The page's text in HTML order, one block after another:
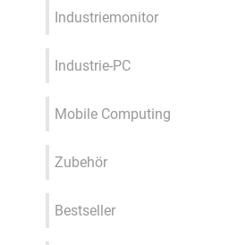
Industriemonitor
Industrie-PC
Mobile Computing
Zubehör
Bestseller